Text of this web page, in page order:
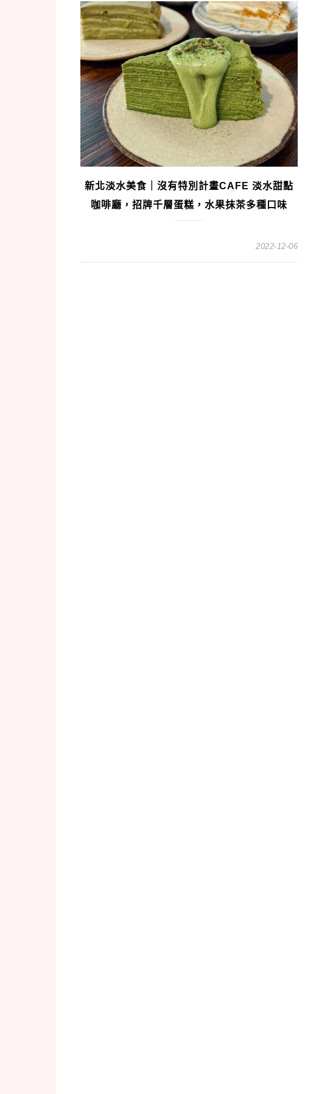
新北淡水美食｜沒有特別計畫CAFE 淡水甜點
咖啡廳，招牌千層蛋糕，水果抹茶多種口味
2022-12-06